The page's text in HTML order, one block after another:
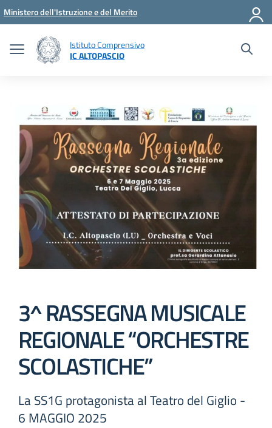
Vai ai contenuti
Vai al menu di navigazione
Vai al footer
Ministero dell'Istruzione e del Merito
Istituto Comprensivo
IC ALTOPASCIO
3^ RASSEGNA MUSICALE
REGIONALE “ORCHESTRE
SCOLASTICHE”
La SS1G protagonista al Teatro del Giglio -
6 MAGGIO 2025